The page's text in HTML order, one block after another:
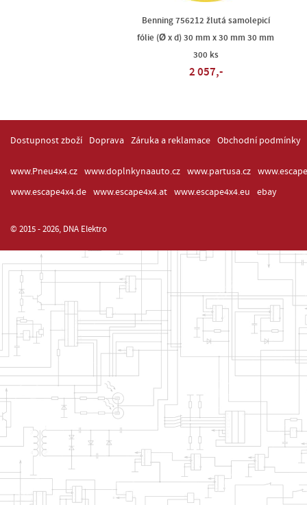
Benning 756212 žlutá samolepicí
fólie (Ø x d) 30 mm x 30 mm 30 mm
300 ks
2 057,-
Dostupnost zboží Doprava Záruka a reklamace Obchodní podmínky
www.Pneu4x4.cz www.doplnkynaauto.cz www.partusa.cz
www.escape4x4.de
www.escape4x4.at www.escape4x4.eu ebay
© 2015 - 2026, DNA Elektro